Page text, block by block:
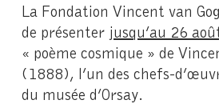
La Fondation Vincent van
de présenter jusqu’au 26
« poème cosmique » de
(1888), l’un des chefs-
du musée d’Orsay.